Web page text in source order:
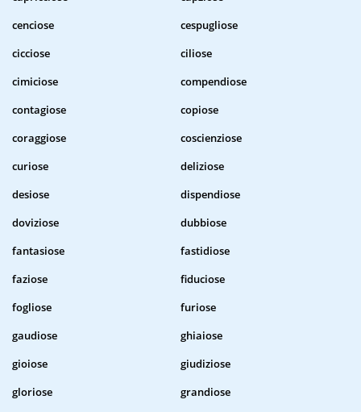
cenciose
cespugliose
cicciose
ciliose
cimiciose
compendiose
contagiose
copiose
coraggiose
coscienziose
curiose
deliziose
desiose
dispendiose
doviziose
dubbiose
fantasiose
fastidiose
faziose
fiduciose
fogliose
furiose
gaudiose
ghiaiose
gioiose
giudiziose
gloriose
grandiose